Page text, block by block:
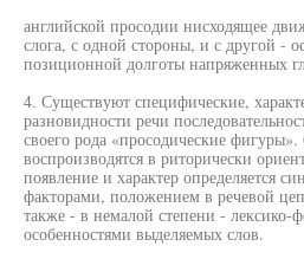
английской просодии нисходящее
слога, с одной стороны, и с другой -
позиционной долготы напряженных
4. Существуют специфические,
разновидности речи
своего рода «просодические
воспроизводятся в риторически
появление и характер определяется
факторами, положением в речевой
также - в немалой степени - лексико-
особенностями выделяемых слов.